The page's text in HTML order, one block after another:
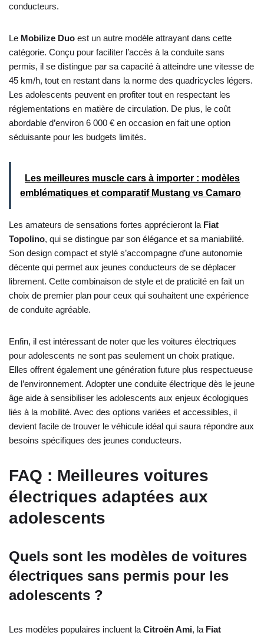
conducteurs.
Le Mobilize Duo est un autre modèle attrayant dans cette
catégorie. Conçu pour faciliter l’accès à la conduite sans
permis, il se distingue par sa capacité à atteindre une vitesse de
45 km/h, tout en restant dans la norme des quadricycles légers.
Les adolescents peuvent en profiter tout en respectant les
réglementations en matière de circulation. De plus, le coût
abordable d’environ 6 000 € en occasion en fait une option
séduisante pour les budgets limités.
Les meilleures muscle cars à importer : modèles
emblématiques et comparatif Mustang vs Camaro
Les amateurs de sensations fortes apprécieront la Fiat
Topolino, qui se distingue par son élégance et sa maniabilité.
Son design compact et stylé s’accompagne d’une autonomie
décente qui permet aux jeunes conducteurs de se déplacer
librement. Cette combinaison de style et de praticité en fait un
choix de premier plan pour ceux qui souhaitent une expérience
de conduite agréable.
Enfin, il est intéressant de noter que les voitures électriques
pour adolescents ne sont pas seulement un choix pratique.
Elles offrent également une génération future plus respectueuse
de l’environnement. Adopter une conduite électrique dès le jeune
âge aide à sensibiliser les adolescents aux enjeux écologiques
liés à la mobilité. Avec des options variées et accessibles, il
devient facile de trouver le véhicule idéal qui saura répondre aux
besoins spécifiques des jeunes conducteurs.
FAQ : Meilleures voitures
électriques adaptées aux
adolescents
Quels sont les modèles de voitures
électriques sans permis pour les
adolescents ?
Les modèles populaires incluent la Citroën Ami, la Fiat